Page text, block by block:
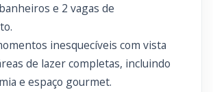
e 2 vagas de
inesquecíveis com vista
de lazer completas, incluindo
e espaço gourmet.